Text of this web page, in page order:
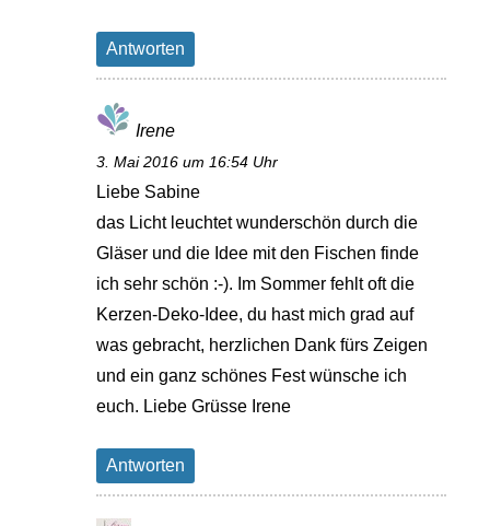
Antworten
Irene
3. Mai 2016 um 16:54 Uhr
Liebe Sabine
das Licht leuchtet wunderschön durch die
Gläser und die Idee mit den Fischen finde
ich sehr schön :-). Im Sommer fehlt oft die
Kerzen-Deko-Idee, du hast mich grad auf
was gebracht, herzlichen Dank fürs Zeigen
und ein ganz schönes Fest wünsche ich
euch. Liebe Grüsse Irene
Antworten